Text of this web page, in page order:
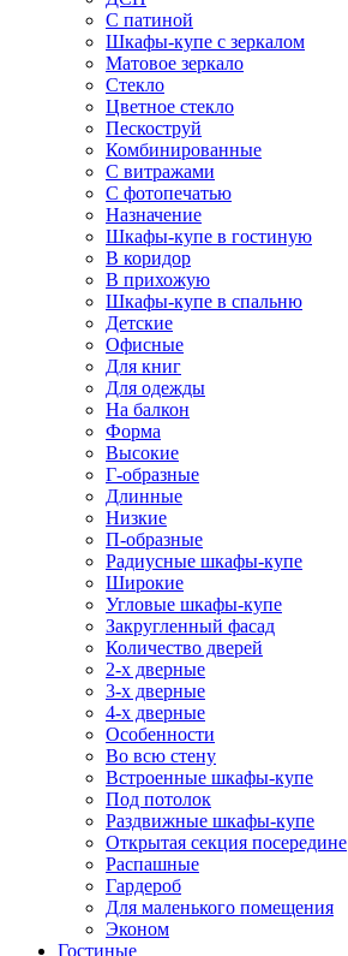
С патиной
Шкафы-купе с зеркалом
Матовое зеркало
Стекло
Цветное стекло
Пескоструй
Комбинированные
С витражами
С фотопечатью
Назначение
Шкафы-купе в гостиную
В коридор
В прихожую
Шкафы-купе в спальню
Детские
Офисные
Для книг
Для одежды
На балкон
Форма
Высокие
Г-образные
Длинные
Низкие
П-образные
Радиусные шкафы-купе
Широкие
Угловые шкафы-купе
Закругленный фасад
Количество дверей
2-х дверные
3-х дверные
4-х дверные
Особенности
Во всю стену
Встроенные шкафы-купе
Под потолок
Раздвижные шкафы-купе
Открытая секция посередине
Распашные
Гардероб
Для маленького помещения
Эконом
Гостиные